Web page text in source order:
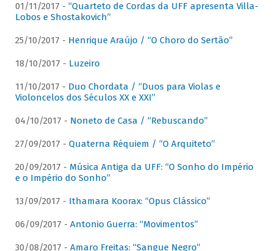
01/11/2017 - “Quarteto de Cordas da UFF apresenta Villa-
Lobos e Shostakovich”
25/10/2017 - Henrique Araújo / “O Choro do Sertão”
18/10/2017 - Luzeiro
11/10/2017 - Duo Chordata / “Duos para Violas e
Violoncelos dos Séculos XX e XXI”
04/10/2017 - Noneto de Casa / “Rebuscando”
27/09/2017 - Quaterna Réquiem / “O Arquiteto”
20/09/2017 - Música Antiga da UFF: “O Sonho do Império
e o Império do Sonho”
13/09/2017 - Ithamara Koorax: “Opus Clássico”
06/09/2017 - Antonio Guerra: “Movimentos”
30/08/2017 - Amaro Freitas: “Sangue Negro”